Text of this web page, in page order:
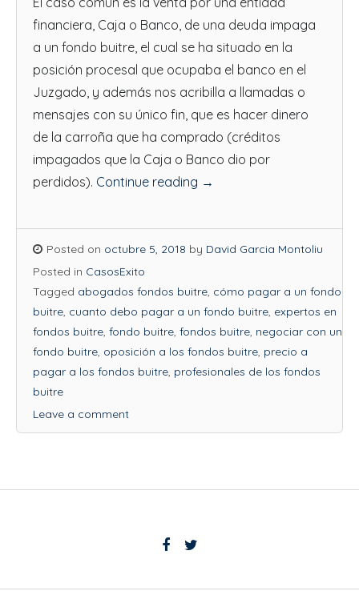
financiera, Caja o Banco, de una deuda impaga
a un fondo buitre, el cual se ha situado en la
posición procesal que ocupaba el banco en el
Juzgado, y además nos acribilla a llamadas o
mensajes con su único fin, que es hacer dinero
de la carroña que ha comprado (créditos
impagados que la Caja o Banco dio por
perdidos). Continue reading →
Posted on octubre 5, 2018 by David Garcia Montoliu
Posted in CasosExito
Tagged abogados fondos buitre, cómo pagar a un fondo
buitre, cuanto debo pagar a un fondo buitre, expertos en
fondos buitre, fondo buitre, fondos buitre, negociar con un
fondo buitre, oposición a los fondos buitre, precio a
pagar a los fondos buitre, profesionales de los fondos
buitre
Leave a comment